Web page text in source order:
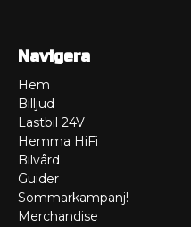
Navigera
Hem
Billjud
Lastbil 24V
Hemma HiFi
Bilvård
Guider
Sommarkampanj!
Merchandise